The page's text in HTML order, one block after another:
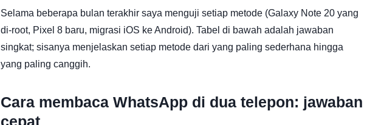
Selama beberapa bulan terakhir saya menguji setiap metode (Galaxy Note 20 yang
di-root, Pixel 8 baru, migrasi iOS ke Android). Tabel di bawah adalah jawaban
singkat; sisanya menjelaskan setiap metode dari yang paling sederhana hingga
yang paling canggih.
Cara membaca WhatsApp di dua telepon: jawaban
cepat